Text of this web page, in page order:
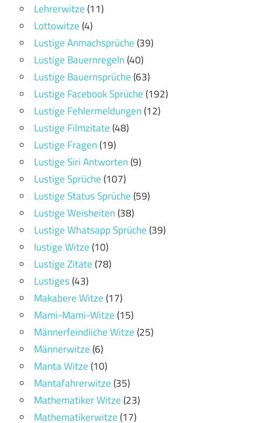
Lehrerwitze(11)
Lottowitze(4)
Lustige Anmachsprüche(39)
Lustige Bauernregeln(40)
Lustige Bauernsprüche(63)
Lustige Facebook Sprüche(192)
Lustige Fehlermeldungen(12)
Lustige Filmzitate(48)
Lustige Fragen(19)
Lustige Siri Antworten(9)
Lustige Sprüche(107)
Lustige Status Sprüche(59)
Lustige Weisheiten(38)
Lustige Whatsapp Sprüche(39)
lustige Witze(10)
Lustige Zitate(78)
Lustiges(43)
Makabere Witze(17)
Mami-Mami-Witze(15)
Männerfeindliche Witze(25)
Männerwitze(6)
Manta Witze(10)
Mantafahrerwitze(35)
Mathematiker Witze(23)
Mathematikerwitze(17)